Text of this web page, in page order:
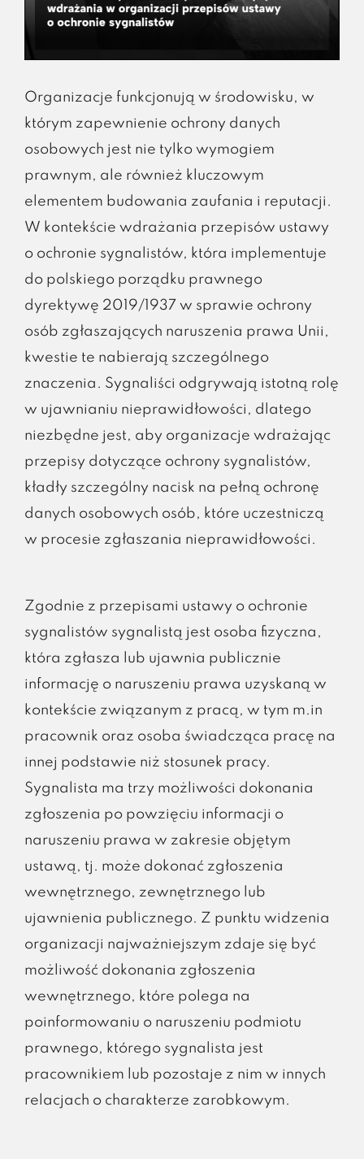
Organizacje funkcjonują w środowisku, w
którym zapewnienie ochrony danych
osobowych jest nie tylko wymogiem
prawnym, ale również kluczowym
elementem budowania zaufania i reputacji.
W kontekście wdrażania przepisów ustawy
o ochronie sygnalistów, która implementuje
do polskiego porządku prawnego
dyrektywę 2019/1937 w sprawie ochrony
osób zgłaszających naruszenia prawa Unii,
kwestie te nabierają szczególnego
znaczenia. Sygnaliści odgrywają istotną rolę
w ujawnianiu nieprawidłowości, dlatego
niezbędne jest, aby organizacje wdrażając
przepisy dotyczące ochrony sygnalistów,
kładły szczególny nacisk na pełną ochronę
danych osobowych osób, które uczestniczą
w procesie zgłaszania nieprawidłowości.
Zgodnie z przepisami ustawy o ochronie
sygnalistów sygnalistą jest osoba fizyczna,
która zgłasza lub ujawnia publicznie
informację o naruszeniu prawa uzyskaną w
kontekście związanym z pracą, w tym m.in
pracownik oraz osoba świadcząca pracę na
innej podstawie niż stosunek pracy.
Sygnalista ma trzy możliwości dokonania
zgłoszenia po powzięciu informacji o
naruszeniu prawa w zakresie objętym
ustawą, tj. może dokonać zgłoszenia
wewnętrznego, zewnętrznego lub
ujawnienia publicznego. Z punktu widzenia
organizacji najważniejszym zdaje się być
możliwość dokonania zgłoszenia
wewnętrznego, które polega na
poinformowaniu o naruszeniu podmiotu
prawnego, którego sygnalista jest
pracownikiem lub pozostaje z nim w innych
relacjach o charakterze zarobkowym.